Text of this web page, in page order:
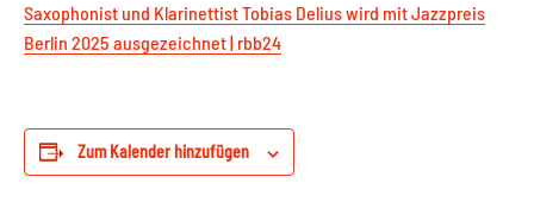
Saxophonist und Klarinettist Tobias Delius wird mit Jazzpreis
Berlin 2025 ausgezeichnet | rbb24
Zum Kalender hinzufügen